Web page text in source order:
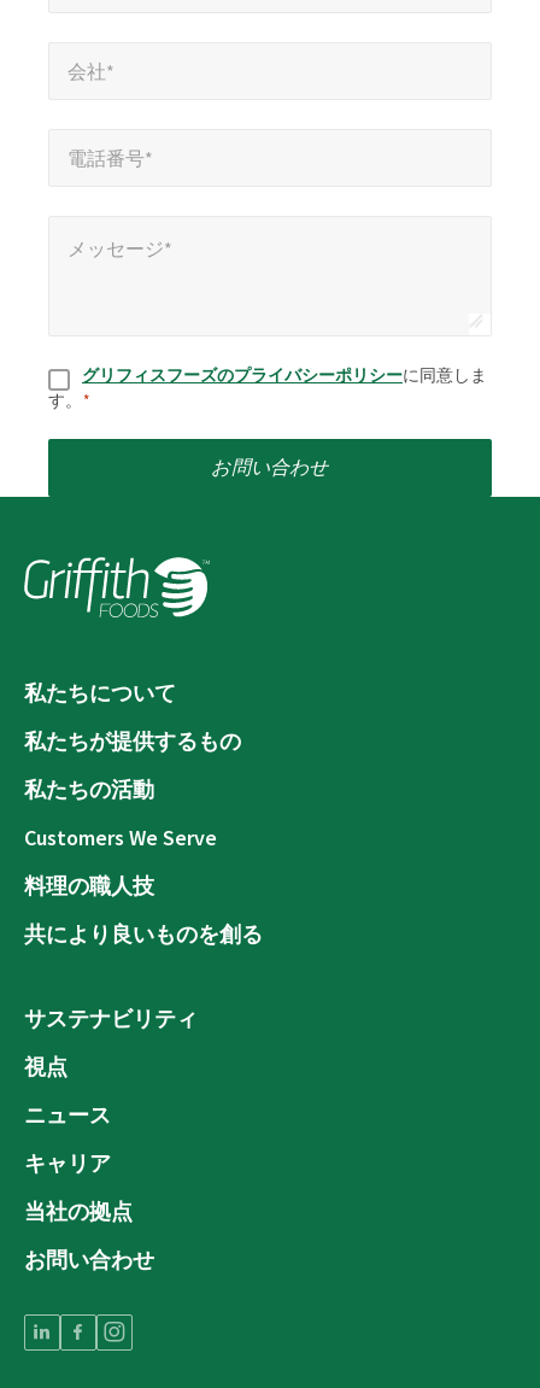
会社*
電話番号*
メッセージ*
同意
* グリフィスフーズのプライバシーポリシーに同意しま
す。 *
お問い合わせ
私たちについて
私たちが提供するもの
私たちの活動
Customers We Serve
料理の職人技
共により良いものを創る
サステナビリティ
視点
ニュース
キャリア
当社の拠点
お問い合わせ